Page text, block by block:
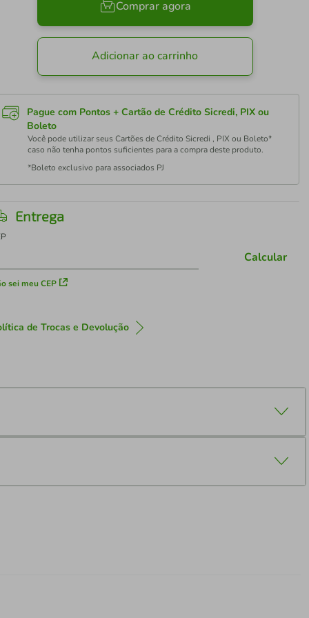
Comprar agora
Adicionar ao carrinho
Pague com Pontos + Cartão de Crédito Sicredi, PIX ou
Boleto
Você pode utilizar seus Cartões de Crédito Sicredi , PIX ou Boleto*
caso não tenha pontos suficientes para a compra deste produto.
*Boleto exclusivo para associados PJ
Entrega
sei meu CEP
Calcular
de Trocas e Devolução